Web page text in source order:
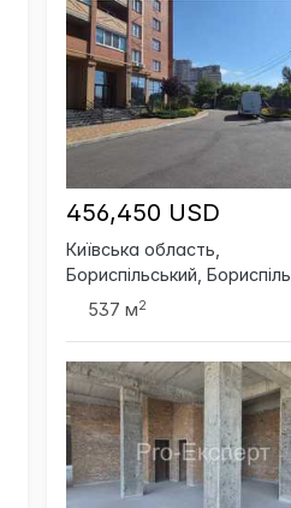
456,450 USD
Київська область,
Бориспільський, Бориспіль
537 м2